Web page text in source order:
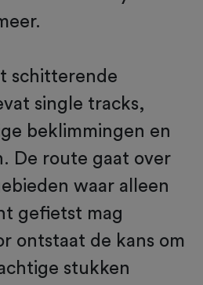
schitterende
single tracks,
beklimmingen en
De route gaat over
waar alleen
gefietst mag
ontstaat de kans om
stukken